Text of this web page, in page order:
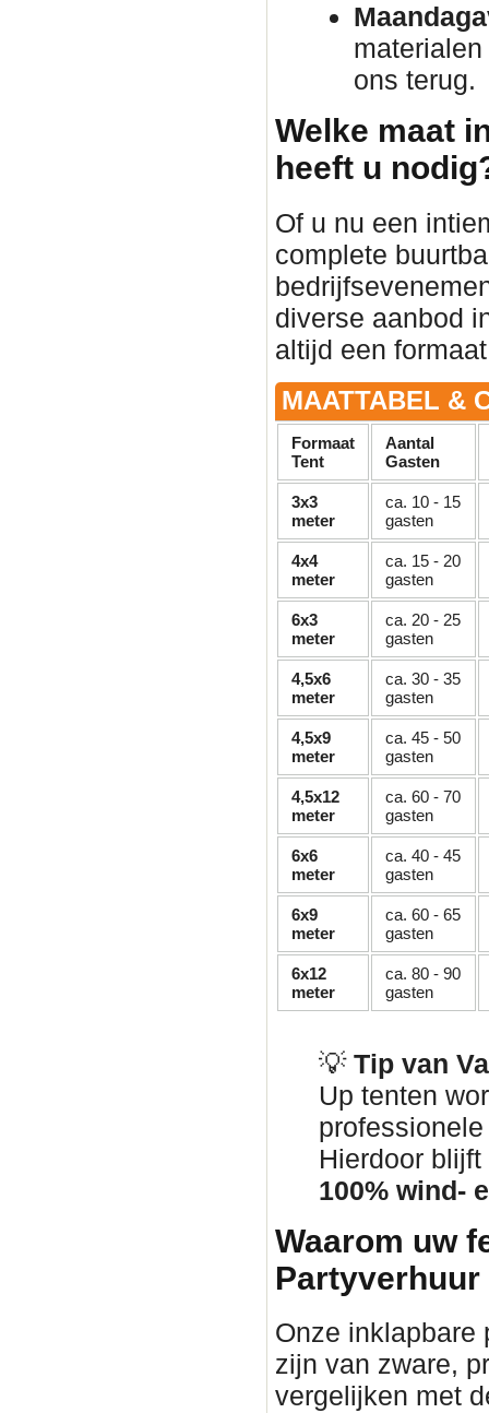
ons terug.
Welke maat
heeft u
Of u nu een
complete
diverse aanbod
altijd een
MAATTABEL &
Formaat
Tent
Aantal
Gasten
3x3
meter
ca. 10 - 15
gasten
4x4
meter
ca. 15 - 20
gasten
6x3
meter
ca. 20 - 25
gasten
4,5x6
meter
ca. 30 - 35
gasten
4,5x9
meter
ca. 45 - 50
gasten
4,5x12
meter
ca. 60 - 70
gasten
6x6
meter
ca. 40 - 45
gasten
6x9
meter
ca. 60 - 65
gasten
6x12
meter
ca. 80 - 90
gasten
💡 Tip van
Up tenten
Hierdoor
100% wind-
Waarom uw
Partyverhuur
Onze inklapbare
zijn van zware,
vergelijken met